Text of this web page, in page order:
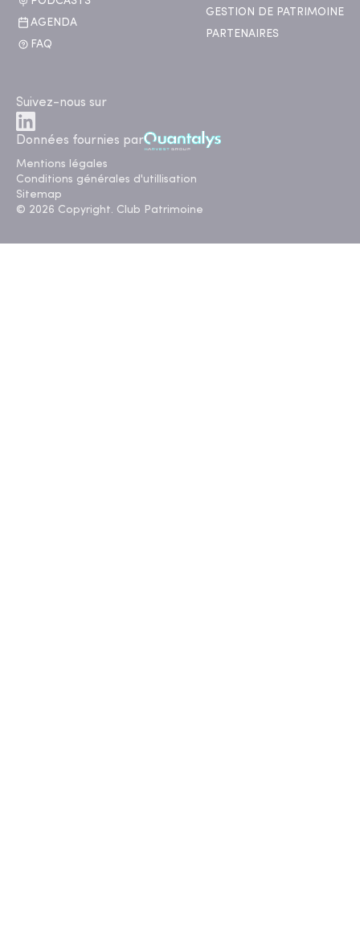
AGENDA
FAQ
GESTION DE PATRIMOINE
PARTENAIRES
Suivez-nous sur
Données fournies par
Mentions légales
Conditions générales d'utillisation
Sitemap
© 2026 Copyright. Club Patrimoine